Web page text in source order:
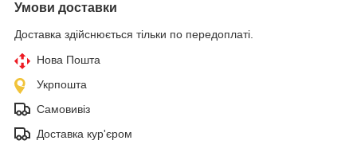
Умови доставки
Доставка здійснюється тільки по передоплаті.
Нова Пошта
Укрпошта
Самовивіз
Доставка кур'єром